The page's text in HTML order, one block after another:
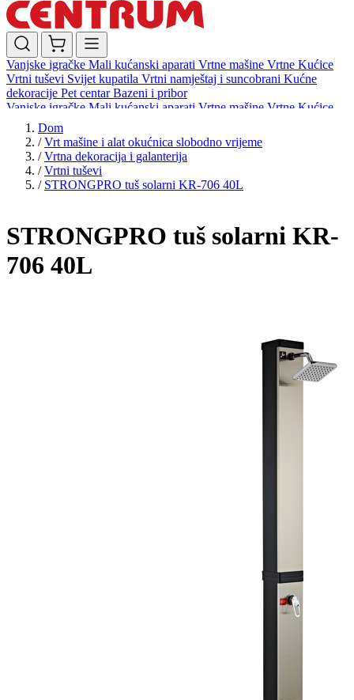
Vanjske igračke Mali kućanski aparati Vrtne mašine Vrtne Kućice
Vrtni tuševi Svijet kupatila Vrtni namještaj i suncobrani Kućne
dekoracije Pet centarBazeni i pribor
Vanjske igračke Mali kućanski aparati Vrtne mašine Vrtne Kućice
Vrtni tuševi
dekoracijePet centar Bazeni i pribor
Dom
/ Vrt mašine i alat okućnica slobodno vrijeme
/ Vrtna dekoracija i galanterija
/ Vrtni tuševi
/ STRONGPRO tuš solarni KR-706 40L
STRONGPRO tuš solarni KR-
706 40L